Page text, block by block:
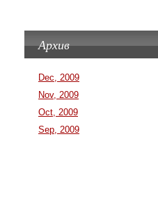
Архив
Dec, 2009
Nov, 2009
Oct, 2009
Sep, 2009